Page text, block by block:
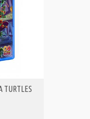
TURTLES